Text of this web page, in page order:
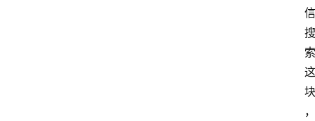
信
搜
索
这
块
，